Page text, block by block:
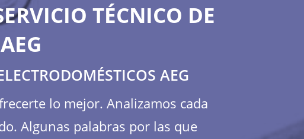
TÉCNICO DE
AEG
lo mejor. Analizamos cada
Algunas palabras por las que